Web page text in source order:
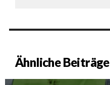
Ähnliche Beiträge